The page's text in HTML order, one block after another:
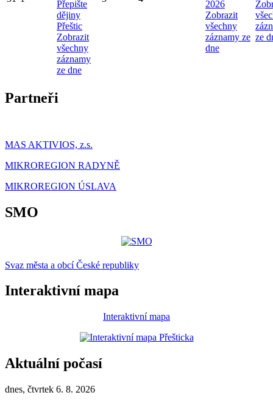
Přepište
dějiny
Přeštic
Zobrazit
všechny
záznamy
ze dne
2026
Zobrazit
všechny
záznamy ze
dne
ze
Partneři
MAS AKTIVIOS, z.s.
MIKROREGION RADYNĚ
MIKROREGION ÚSLAVA
SMO
Svaz města a obcí České republiky
Interaktivní mapa
Interaktivní mapa
Aktuální počasí
dnes, čtvrtek 6. 8. 2026